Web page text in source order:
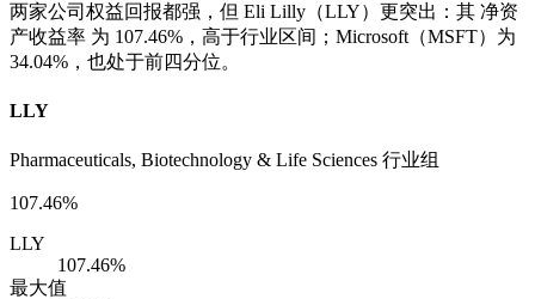
两家公司权益回报都强，但 Eli Lilly（LLY）更突出：其 净资
产收益率 为 107.46%，高于行业区间；Microsoft（MSFT）为
34.04%，也处于前四分位。
LLY
Pharmaceuticals, Biotechnology & Life Sciences 行业组
107.46%
LLY
107.46%
最大值